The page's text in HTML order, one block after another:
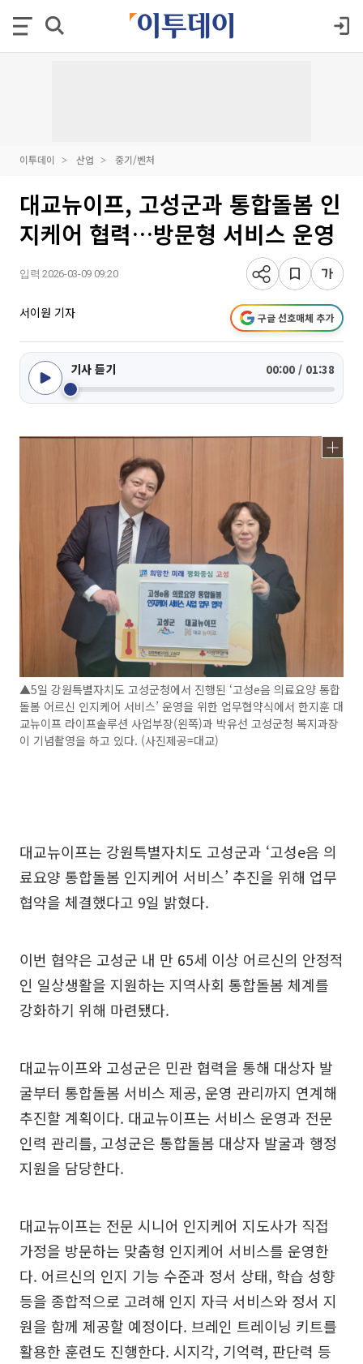
이투데이 산업 중기/벤처
대교뉴이프, 고성군과 통합돌봄 인
지케어 협력…방문형 서비스 운영
입력 2026-03-09 09:20
서이원 기자 구글 선호매체 추가
기사 듣기 00:00 / 01:38
▲5일 강원특별자치도 고성군청에서 진행된 ‘고성e음 의료요양 통합
돌봄 어르신 인지케어 서비스’ 운영을 위한 업무협약식에서 한지훈 대
교뉴이프 라이프솔루션 사업부장(왼쪽)과 박유선 고성군청 복지과장
이 기념촬영을 하고 있다. (사진제공=대교)
대교뉴이프는 강원특별자치도 고성군과 ‘고성e음 의
료요양 통합돌봄 인지케어 서비스’ 추진을 위해 업무
협약을 체결했다고 9일 밝혔다.
이번 협약은 고성군 내 만 65세 이상 어르신의 안정적
인 일상생활을 지원하는 지역사회 통합돌봄 체계를
강화하기 위해 마련됐다.
대교뉴이프와 고성군은 민관 협력을 통해 대상자 발
굴부터 통합돌봄 서비스 제공, 운영 관리까지 연계해
추진할 계획이다. 대교뉴이프는 서비스 운영과 전문
인력 관리를, 고성군은 통합돌봄 대상자 발굴과 행정
지원을 담당한다.
대교뉴이프는 전문 시니어 인지케어 지도사가 직접
가정을 방문하는 맞춤형 인지케어 서비스를 운영한
다. 어르신의 인지 기능 수준과 정서 상태, 학습 성향
등을 종합적으로 고려해 인지 자극 서비스와 정서 지
원을 함께 제공할 예정이다. 브레인 트레이닝 키트를
활용한 훈련도 진행한다. 시지각, 기억력, 판단력 등